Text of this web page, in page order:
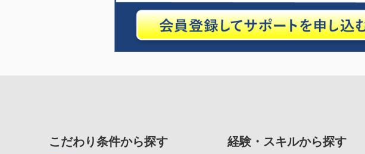
こだわり条件から探す 経験・スキルから探す